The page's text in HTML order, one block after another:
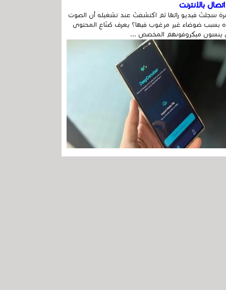
بالإنترنت
سجلتَ فيديو رائعًا ثم اكتشفتَ عند تشغيله أن الصوت
بسبب ضوضاء غير مرغوب فيها؟ يعرف صُنّاع المحتوى
ينسون ميكروفونهم المخصص ...